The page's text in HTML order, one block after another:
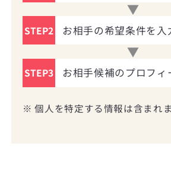
STEP2 お相手の希望条件を入
STEP3 お相手候補のプロフィ
※ 個人を特定する情報は含まれ